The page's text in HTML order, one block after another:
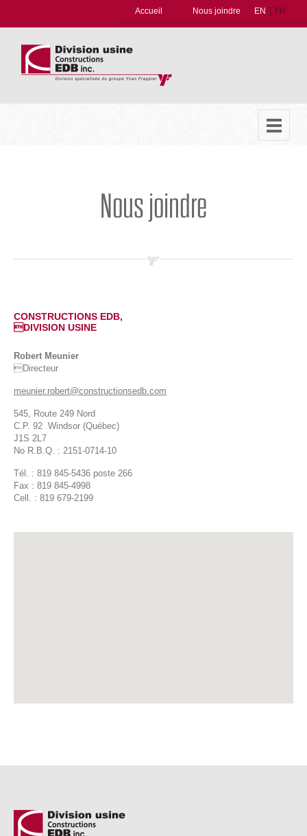
Accueil Nous joindre EN FR
Nous joindre
CONSTRUCTIONS EDB,
DIVISION USINE
Robert Meunier
Directeur
meunier.robert@constructionsedb.com
545, Route 249 Nord
C.P. 92 Windsor (Québec)
J1S 2L7
No R.B.Q. : 2151-0714-10
Tél. : 819 845-5436 poste 266
Fax : 819 845-4998
Cell. : 819 679-2199